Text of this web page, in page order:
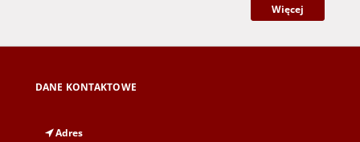
Więcej
DANE KONTAKTOWE
Adres